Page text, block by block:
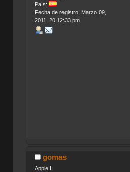
País:
Fecha de registro: Marzo 09,
2011, 20:12:33 pm
gomas
Apple II